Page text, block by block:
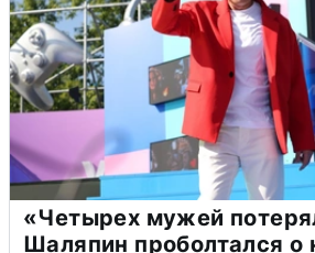
«Четырех мужей
Шаляпин проболтался о